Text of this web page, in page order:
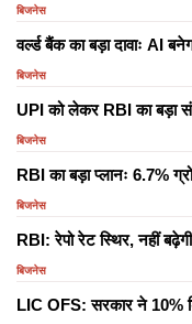
बिजनेस
वर्ल्ड बैंक का बड़ा दावाः AI
बिजनेस
UPI को लेकर RBI का बड़ा
बिजनेस
RBI का बड़ा प्लानः 6.7%
बिजनेस
RBI: रेपो रेट स्थिर, नहीं
बिजनेस
LIC OFS: सरकार ने 10%